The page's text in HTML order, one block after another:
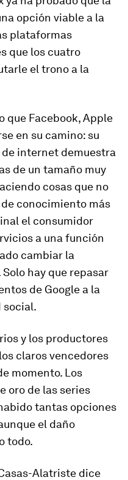
opción viable a la
plataformas
que los cuatro
el trono a la
que Facebook, Apple
en su camino: su
internet demuestra
de un tamaño muy
cosas que no
conocimiento más
el consumidor
a una función
cambiar la
hay que repasar
de Google a la
social.
y los productores
claros vencedores
momento. Los
oro de las series
tantas opciones
el daño
todo.
Alatriste dice